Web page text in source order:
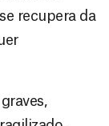
recupera da